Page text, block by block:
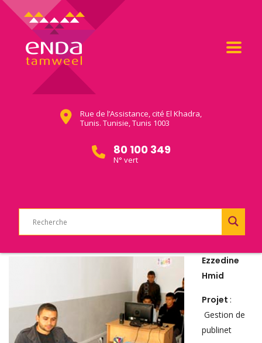
Rue de l’Assistance, cité El Khadra,
Tunis. Tunisie, Tunis 1003
80 100 349
N° vert
Ezzedine
Hmid
Projet :
Gestion de
publinet